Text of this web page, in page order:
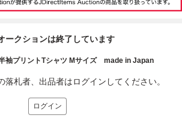
ークションは終了しています
袖プリントTシャツ Mサイズ made in Japan
落札者、出品者はログインしてください。
ログイン